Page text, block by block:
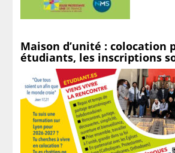
Maison d’unité : colocation
étudiants, les inscriptions